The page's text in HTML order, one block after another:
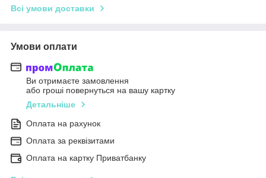
Всі умови доставки
Умови оплати
Ви отримаєте замовлення
або гроші повернуться на вашу картку
Детальніше
Оплата на рахунок
Оплата за реквізитами
Оплата на картку Приватбанку